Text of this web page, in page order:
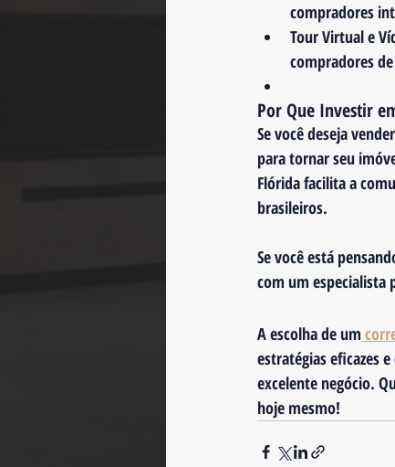
compradores
Tour Virtual e
compradores
Por Que Investir
Se você deseja
para tornar seu
Flórida facilita a
brasileiros.
Se você está
com um especialista
A escolha de um
estratégias eficazes
excelente negócio.
hoje mesmo!